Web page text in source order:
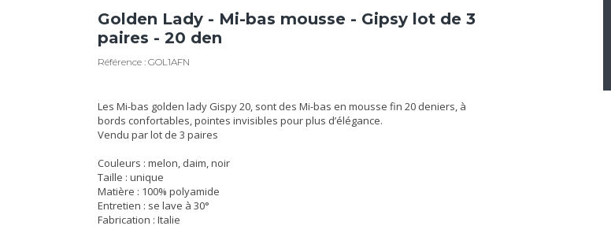
Golden Lady - Mi-bas mousse - Gipsy lot de 3
paires - 20 den
Référence : GOL1AFN
Les Mi-bas golden lady Gispy 20, sont des Mi-bas en mousse fin 20 deniers, à
bords confortables, pointes invisibles pour plus d’élégance.
Vendu par lot de 3 paires
Couleurs : melon, daim, noir
Taille : unique
Matière : 100% polyamide
Entretien : se lave à 30°
Fabrication : Italie